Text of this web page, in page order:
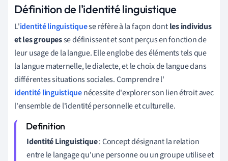
Définition de l'identité linguistique
L'identité linguistiquese réfère à la façon dontles individus
et les groupesse définissent et sont perçus en fonction de
leur usage de la langue. Elle englobe des éléments tels que
la langue maternelle, le dialecte, et le choix de langue dans
différentes situations sociales. Comprendre l'
identité linguistiquenécessite d'explorer son lien étroit avec
l'ensemble de l'identité personnelle et culturelle.
Identité Linguistique: Concept désignant la relation
entre le langage qu'une personne ou un groupe utilise et